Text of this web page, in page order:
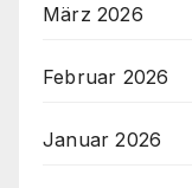
März 2026
Februar 2026
Januar 2026